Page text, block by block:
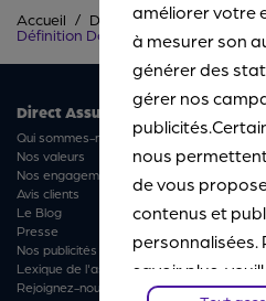
Accueil
Direct Assurance
Définition Dommages corporels -
Direct Assurance
Qui sommes-nous ?
Nos valeurs
Nos engagements
Avis clients
Le Blog
Presse
Nos publicités
Lexique de l'assurance
Rejoignez-nous
améliorer votre
à mesurer son
générer des
gérer nos
nous
de vous
contenus et
personnalisées.
savoir plus,